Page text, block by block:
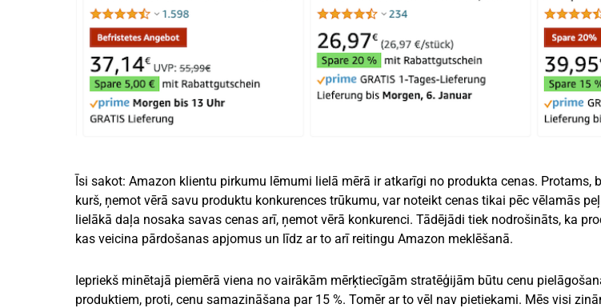
Īsi sakot: Amazon klientu pirkumu lēmumi lielā mērā ir atkarīgi no produkta cenas. Protams,
kurš, ņemot vērā savu produktu konkurences trūkumu, var noteikt cenas tikai pēc vēlamās
lielākā daļa nosaka savas cenas arī, ņemot vērā konkurenci. Tādējādi tiek nodrošināts, ka
kas veicina pārdošanas apjomus un līdz ar to arī reitingu Amazon meklēšanā.
Iepriekš minētajā piemērā viena no vairākām mērķtiecīgām stratēģijām būtu cenu
produktiem, proti, cenu samazināšana par 15 %. Tomēr ar to vēl nav pietiekami. Mēs visi